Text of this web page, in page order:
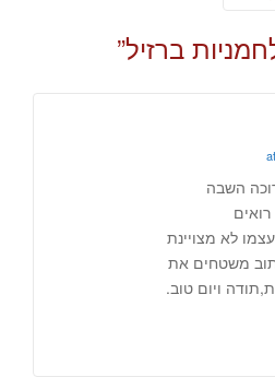
ברזיל”
השבה
לא מצויינת
משטחים את
ויום טוב.